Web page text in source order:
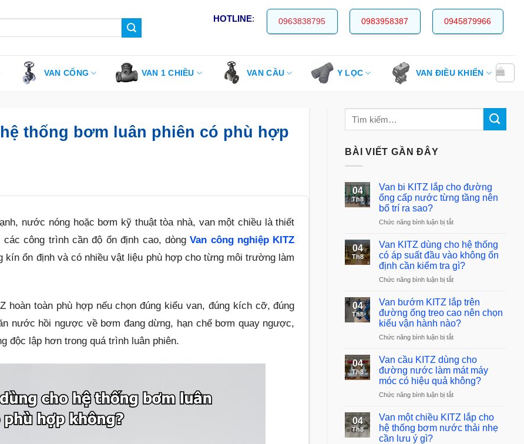
HOTLINE: 0963838795 0983958387 0945879966
VAN CỔNG VAN 1 CHIỀU VAN CẦU Y LỌC VAN ĐIỀU KHIỂN
thống bơm luân phiên có phù hợp
nước nóng hoặc bơm kỹ thuật tòa nhà, van một chiều là thiết
công trình cần độ ổn định cao, dòngVan công nghiệp KITZ
ổn định và có nhiều vật liệu phù hợp cho từng môi trường làm
toàn phù hợp nếu chọn đúng kiểu van, đúng kích cỡ, đúng
nước hồi ngược về bơm đang dừng, hạn chế bơm quay ngược,
độc lập hơn trong quá trình luân phiên.
BÀI VIẾT GẦN ĐÂY
04
Th8
Van bi KITZ lắp cho đường
ống cấp nước từng tầng nên
bố trí ra sao?
Chức năng bình luận bị tắtở
bi
KITZ
lắp
cho
đường
cấp
nước
từng
nên
trí
ra
sao?
04
Th8
Van KITZ dùng cho hệ thống
có áp suất đầu vào không ổn
định cần kiểm tra gì?
Chức năng bình luận bị tắtở
KITZ
dùng
cho
hệ
thống
áp
suất
đầu
không
định
cần
04
Th8
Van bướm KITZ lắp trên
đường ống treo cao nên chọn
kiểu vận hành nào?
Chức năng bình luận bị tắtở
bướm
KITZ
lắp
trên
đường
treo
cao
04
Th8
Van cầu KITZ dùng cho
đường nước làm mát máy
móc có hiệu quả không?
Chức năng bình luận bị tắtở
cầu
KITZ
04
Th8
Van một chiều KITZ lắp cho
hệ thống bơm nước thải nhẹ
cần lưu ý gì?